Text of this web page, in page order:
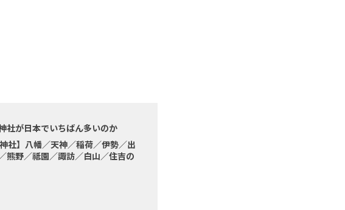
社が日本でいちばん多いのか
神社】八幡／天神／稲荷／伊勢／出
熊野／祗園／諏訪／白山／住吉の